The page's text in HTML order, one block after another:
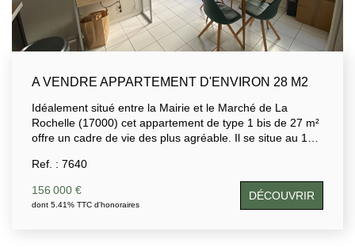
A VENDRE APPARTEMENT D'ENVIRON 28 M2
Idéalement situé entre la Mairie et le Marché de La
Rochelle (17000) cet appartement de type 1 bis de 27 m²
offre un cadre de vie des plus agréable. Il se situe au 1er
faibles charges. Il se compose, d'une entrée, d'une pièce
de vie avec cuisine aménagée, un coin nuit distinct, une
salle d'eau et des WC séparés. Investissement locatif
Ref. : 7640
156 000 €
dont 5.41% TTC d'honoraires
DÉCOUVRIR